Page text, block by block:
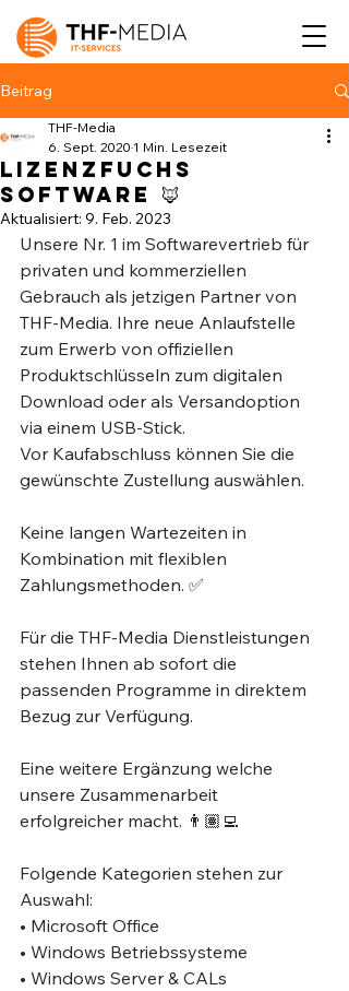
Beitrag
Lizenzfuchs
Software 🦊
THF-Media
6. Sept. 2020 1 Min. Lesezeit
Aktualisiert: 9. Feb. 2023
Unsere Nr. 1 im Softwarevertrieb für
privaten und kommerziellen
Gebrauch als jetzigen Partner von
THF-Media. Ihre neue Anlaufstelle
zum Erwerb von offiziellen
Produktschlüsseln zum digitalen
Download oder als Versandoption
via einem USB-Stick. ⁣
Vor Kaufabschluss können Sie die
gewünschte Zustellung auswählen.⁣
Keine langen Wartezeiten in
Kombination mit flexiblen
Zahlungsmethoden. ✅ ⁣
Für die THF-Media Dienstleistungen
stehen Ihnen ab sofort die
passenden Programme in direktem
Bezug zur Verfügung. ⁣
Eine weitere Ergänzung welche
unsere Zusammenarbeit
erfolgreicher macht. 👨🏽‍💻⁣
Folgende Kategorien stehen zur
Auswahl: ⁣
• Microsoft Office⁣
• Windows Betriebssysteme⁣
• Windows Server & CALs⁣